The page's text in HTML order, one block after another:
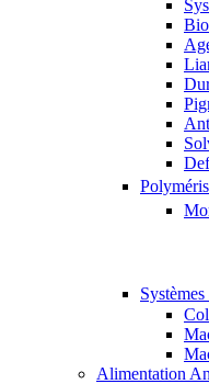
Alimentation